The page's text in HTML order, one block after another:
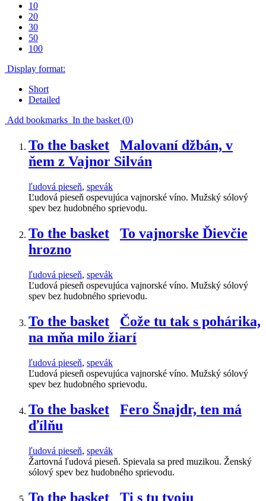
10
20
30
50
100
Display format:
Short
Detailed
Add bookmarks In the basket (0)
To the basket
Malovaní džbán, v
ňem z Vajnor Silván
ľudová pieseň, spevák
Ľudová pieseň ospevujúca vajnorské víno. Mužský sólový
spev bez hudobného sprievodu.
To the basket
To vajnorske Ďievčie
hrozno
ľudová pieseň, spevák
Ľudová pieseň ospevujúca vajnorské víno. Mužský sólový
spev bez hudobného sprievodu.
To the basket
Čože tu tak s pohárika,
na mňa milo žiarí
ľudová pieseň, spevák
Ľudová pieseň ospevujúca vajnorské víno. Mužský sólový
spev bez hudobného sprievodu.
To the basket
Fero Šnajdr, ten má
ďílňu
ľudová pieseň, spevák
Žartovná ľudová pieseň. Spievala sa pred muzikou. Ženský
sólový spev bez hudobného sprievodu.
To the basket Ti s tu tvoju